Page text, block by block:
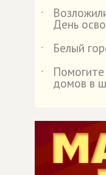
˙
День
˙
Белый
˙
домов в